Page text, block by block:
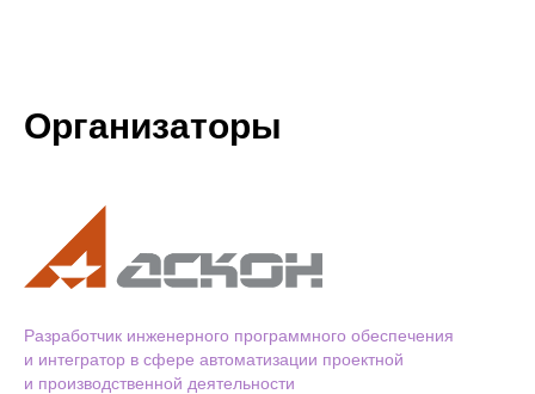
Организаторы
Разработчик инженерного программного обеспечения
и интегратор в сфере автоматизации проектной
и производственной деятельности